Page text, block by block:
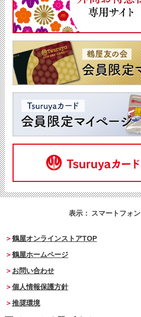
表示： スマートフォン
鶴屋オンラインストアTOP
鶴屋ホームページ
お問い合わせ
個人情報保護方針
推奨環境